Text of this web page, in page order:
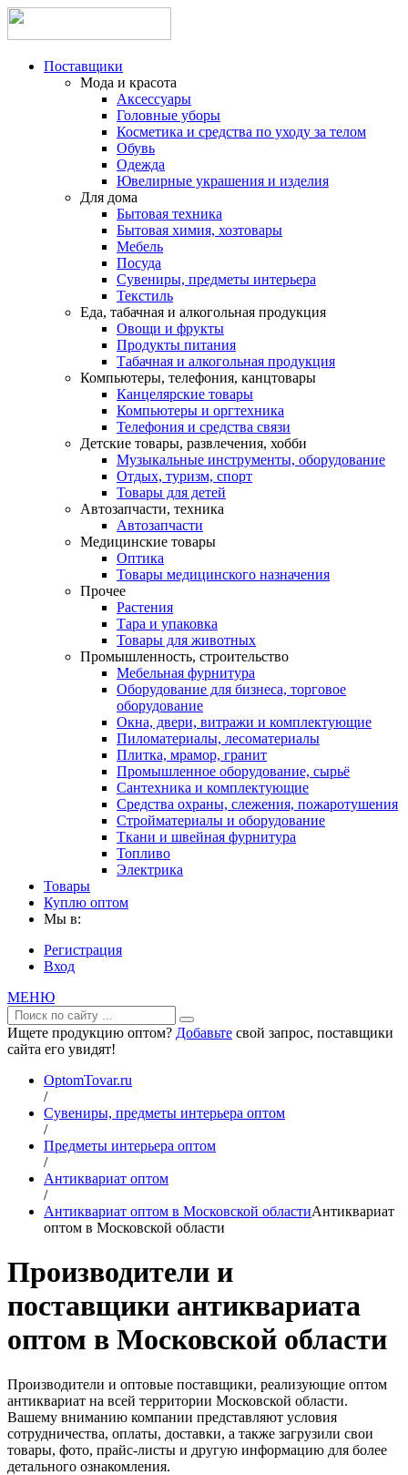
Поставщики
Мода и красота
Аксессуары
Головные уборы
Косметика и средства по уходу за телом
Обувь
Одежда
Ювелирные украшения и изделия
Для дома
Бытовая техника
Бытовая химия, хозтовары
Мебель
Посуда
Сувениры, предметы интерьера
Текстиль
Еда, табачная и алкогольная продукция
Овощи и фрукты
Продукты питания
Табачная и алкогольная продукция
Компьютеры, телефония, канцтовары
Канцелярские товары
Компьютеры и оргтехника
Телефония и средства связи
Детские товары, развлечения, хобби
Музыкальные инструменты, оборудование
Отдых, туризм, спорт
Товары для детей
Автозапчасти, техника
Автозапчасти
Медицинские товары
Оптика
Товары медицинского назначения
Прочее
Растения
Тара и упаковка
Товары для животных
Промышленность, строительство
Мебельная фурнитура
Оборудование для бизнеса, торговое
оборудование
Окна, двери, витражи и комплектующие
Пиломатериалы, лесоматериалы
Плитка, мрамор, гранит
Промышленное оборудование, сырьё
Сантехника и комплектующие
Средства охраны, слежения, пожаротушения
Стройматериалы и оборудование
Ткани и швейная фурнитура
Топливо
Электрика
Товары
Куплю оптом
Мы в:
Регистрация
Вход
МЕНЮ
Ищете продукцию оптом? Добавьте свой запрос, поставщики
сайта его увидят!
OptomTovar.ru
/
Сувениры, предметы интерьера оптом
/
Предметы интерьера оптом
/
Антиквариат оптом
/
Антиквариат оптом в Московской областиАнтиквариат
оптом в Московской области
Производители и
поставщики антиквариата
оптом в Московской области
Производители и оптовые поставщики, реализующие оптом
антиквариат на всей территории Московской области.
Вашему вниманию компании представляют условия
сотрудничества, оплаты, доставки, а также загрузили свои
товары, фото, прайс-листы и другую информацию для более
детального ознакомления.